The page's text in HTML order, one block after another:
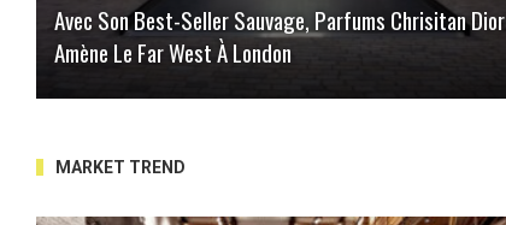
Avec Son Best-Seller Sauvage, Parfums Chrisitan Dior
Amène Le Far West À London
MARKET TREND